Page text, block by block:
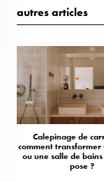
autres articles
Calepinage de
comment transformer
ou une salle de
pose ?